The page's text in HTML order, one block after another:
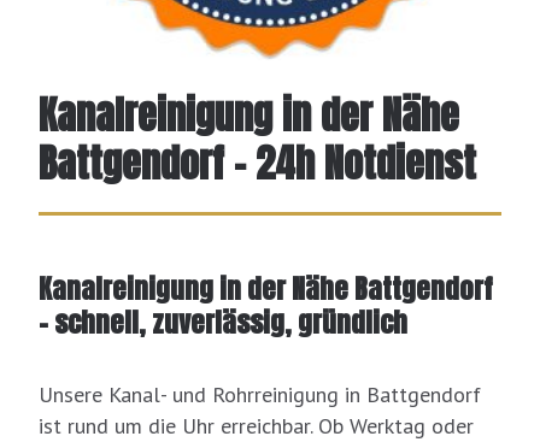
Kanalreinigung in der Nähe
Battgendorf – 24h Notdienst
Kanalreinigung in der Nähe Battgendorf
– schnell, zuverlässig, gründlich
Unsere Kanal- und Rohrreinigung in Battgendorf
ist rund um die Uhr erreichbar. Ob Werktag oder